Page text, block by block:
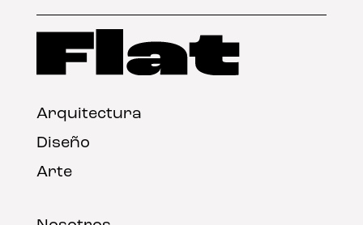
Arquitectura
Diseño
Arte